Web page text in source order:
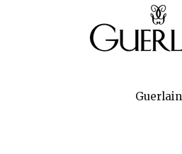
Guerlain